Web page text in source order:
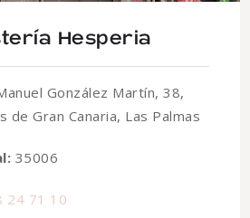
Hesperia
González Martín, 38,
de Gran Canaria, Las Palmas
35006
24 71 10